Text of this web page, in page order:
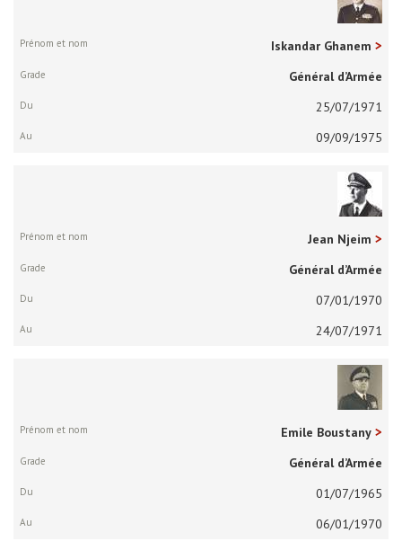
Iskandar Ghanem
Général d’Armée
25/07/1971
09/09/1975
Jean Njeim
Général d’Armée
07/01/1970
24/07/1971
Emile Boustany
Général d’Armée
01/07/1965
06/01/1970